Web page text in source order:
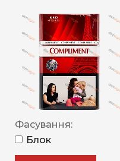
Фасування:
Блок